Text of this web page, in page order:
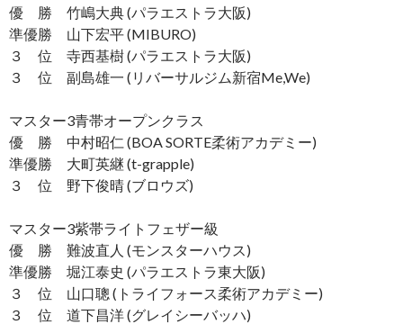
優 勝 竹嶋大典 (パラエストラ大阪)
準優勝 山下宏平 (MIBURO)
３ 位 寺西基樹 (パラエストラ大阪)
３ 位 副島雄一 (リバーサルジム新宿Me,We)
マスター3青帯オープンクラス
優 勝 中村昭仁 (BOA SORTE柔術アカデミー)
準優勝 大町英継 (t-grapple)
３ 位 野下俊晴 (ブロウズ)
マスター3紫帯ライトフェザー級
優 勝 難波直人 (モンスターハウス)
準優勝 堀江泰史 (パラエストラ東大阪)
３ 位 山口聰 (トライフォース柔術アカデミー)
３ 位 道下昌洋 (グレイシーバッハ)